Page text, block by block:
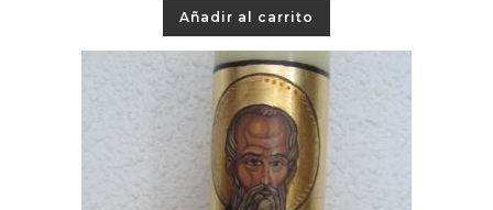
Añadir al carrito